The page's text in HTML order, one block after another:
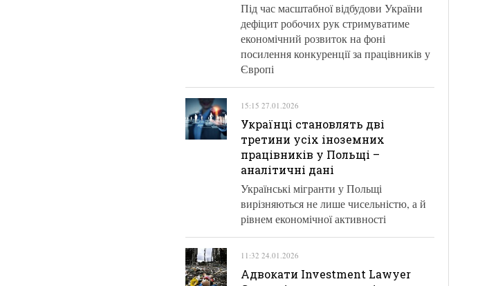
Під час масштабної відбудови України
дефіцит робочих рук стримуватиме
економічний розвиток на фоні
посилення конкуренції за працівників у
Європі
15:15 27.01.2026
Українці становлять дві
третини усіх іноземних
працівників у Польщі –
аналітичні дані
Українські мігранти у Польщі
вирізняються не лише чисельністю, а й
рівнем економічної активності
11:32 24.01.2026
Адвокати Investment Lawyer